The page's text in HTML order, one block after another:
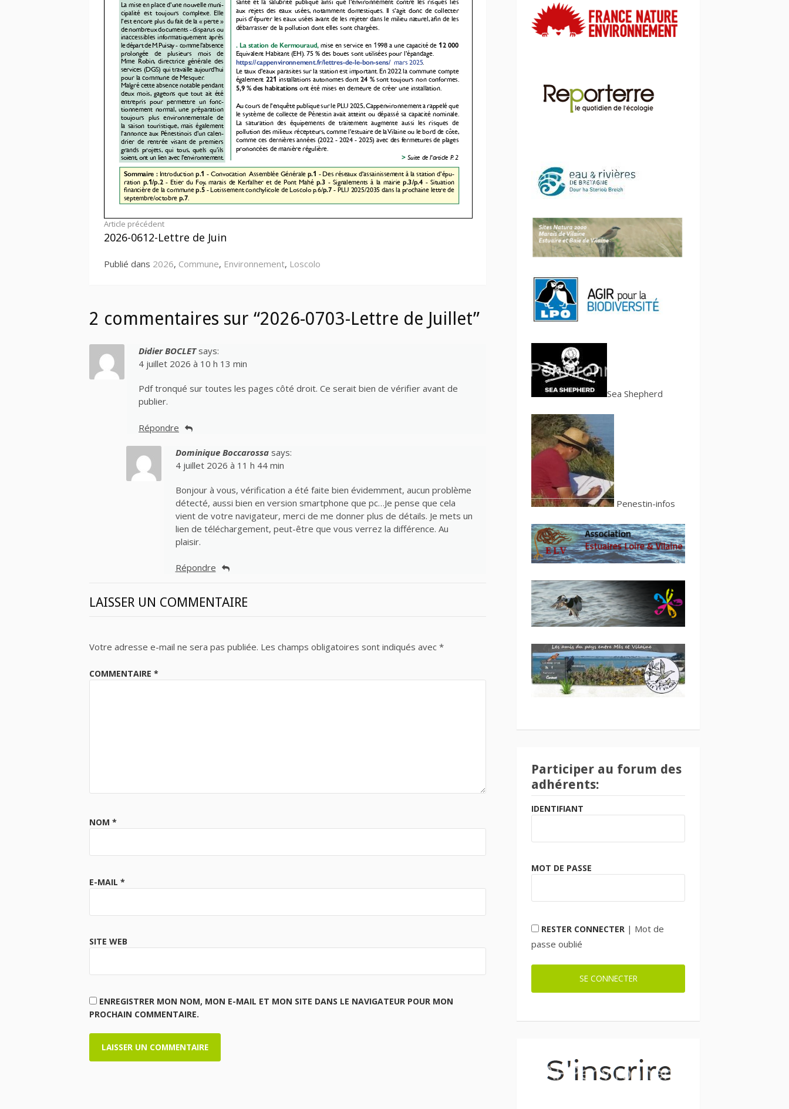
Lire
suite
Article précédent
2026-0612-Lettre de Juin
Publié dans 2026, Commune, Environnement, Loscolo
2 commentaires sur “2026-0703-Lettre de Juillet”
Didier BOCLET says:
4 juillet 2026 à 10 h 13 min
Pdf tronqué sur toutes les pages côté droit. Ce serait bien de vérifier avant de
publier.
Répondre
Dominique Boccarossa says:
4 juillet 2026 à 11 h 44 min
Bonjour à vous, vérification a été faite bien évidemment, aucun problème
détecté, aussi bien en version smartphone que pc…Je pense que cela
vient de votre navigateur, merci de me donner plus de détails. Je mets un
lien de téléchargement, peut-être que vous verrez la différence. Au
plaisir.
Répondre
LAISSER UN COMMENTAIRE
Votre adresse e-mail ne sera pas publiée. Les champs obligatoires sont indiqués avec *
COMMENTAIRE *
NOM *
E-MAIL *
SITE WEB
ENREGISTRER MON NOM, MON E-MAIL ET MON SITE DANS LE NAVIGATEUR POUR MON
PROCHAIN COMMENTAIRE.
Sea Shepherd
Penestin-infos
Participer au forum des
adhérents:
IDENTIFIANT
MOT DE PASSE
RESTER CONNECTER | Mot de
passe oublié